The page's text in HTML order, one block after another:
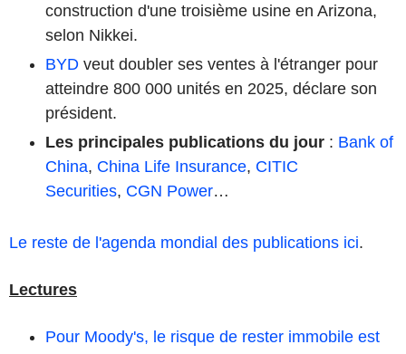
construction d'une troisième usine en Arizona,
selon Nikkei.
BYD veut doubler ses ventes à l'étranger pour
atteindre 800 000 unités en 2025, déclare son
président.
Les principales publications du jour : Bank of
China, China Life Insurance, CITIC
Securities, CGN Power…
Le reste de l'agenda mondial des publications ici.
Lectures
Pour Moody's, le risque de rester immobile est